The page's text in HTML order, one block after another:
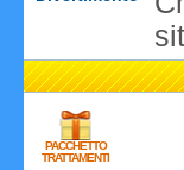
PACCHETTO
TRATTAMENTI